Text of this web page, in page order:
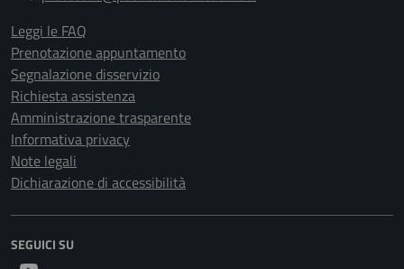
Leggi le FAQ
Prenotazione appuntamento
Segnalazione disservizio
Richiesta assistenza
Amministrazione trasparente
Informativa privacy
Note legali
Dichiarazione di accessibilità
SEGUICI SU